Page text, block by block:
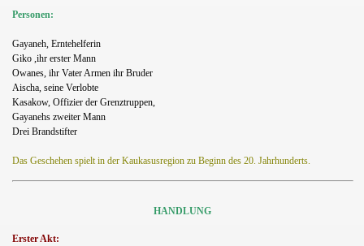
Personen:
Gayaneh, Erntehelferin
Giko ,ihr erster Mann
Owanes, ihr Vater Armen ihr Bruder
Aischa, seine Verlobte
Kasakow, Offizier der Grenztruppen,
Gayanehs zweiter Mann
Drei Brandstifter
Das Geschehen spielt in der Kaukasusregion zu Beginn des 20. Jahrhunderts.
HANDLUNG
Erster Akt: